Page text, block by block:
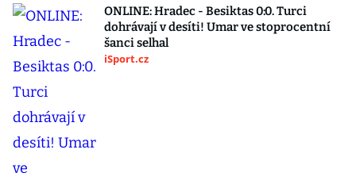
ONLINE: Hradec - Besiktas 0:0. Turci
dohrávají v desíti! Umar ve stoprocentní
šanci selhal
iSport.cz